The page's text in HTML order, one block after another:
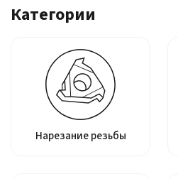
Категории
Нарезание резьбы